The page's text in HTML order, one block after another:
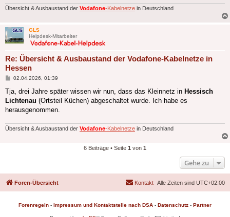
Übersicht & Ausbaustand der Vodafone-Kabelnetze in Deutschland
GLS
Helpdesk-Mitarbeiter
Re: Übersicht & Ausbaustand der Vodafone-Kabelnetze in
Hessen
Beitrag
02.04.2026, 01:39
Tja, drei Jahre später wissen wir nun, dass das Kleinnetz in Hessisch
Lichtenau (Ortsteil Küchen) abgeschaltet wurde. Ich habe es
herausgenommen.
Übersicht & Ausbaustand der Vodafone-Kabelnetze in Deutschland
6 Beiträge • Seite 1 von 1
Gehe zu
Foren-Übersicht Alle Zeiten sind UTC+02:00
Kontakt
Forenregeln - Impressum und Kontaktstelle nach DSA - Datenschutz - Partner